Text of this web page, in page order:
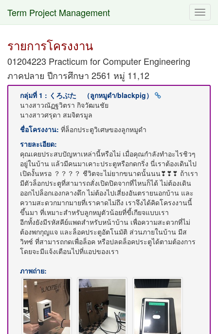
Term Project Management
รายการโครงงาน
01204223 Practicum for Computer Engineering
ภาคปลาย ปีการศึกษา 2561 หมู่ 11,12
กลุ่มที่ 1 : くろぶた （ลูกหมูดำ/blackpig）
นางสาวณัฏฐวิตรา กิจวัฒนชัย
นางสาวศรุดา สมจิตรมูล
ชื่อโครงงาน: ที่ล็อกประตูวิเศษของลูกหมูดำ
รายละเอียด:
คุณเคยประสบปัญหาเหล่านี้หรือไม่ เมื่อคุณกำลังทำอะไรชิวๆ
อยู่ในบ้าน แล้วมีคนมาเคาะประตูหรือกดกริ่ง นี่เราต้องเดินไป
เปิดงั้นหรอ ？？？？ ชีวิตจะไม่ยากขนาดนั้นนน❣❣❣ ถ้าเรา
มีตัวล็อกประตูที่สามารถสั่งเปิดปิดจากที่ไหนก็ได้ ไม่ต้องเดิน
ออกไปล็อกเองกลางดึก ไม่ต้องไปเสี่ยงอันตรายนอกบ้าน และ
ความสะดวกมากมายที่เราคาดไม่ถึง เราจึงได้คิดโครงงานนี้
ขึ้นมา ที่เหมาะสำหรับลูกหมูตัวน้อยที่ขี้เกียจแบบเรา
อีกทั้งยังมีรหัสคีย์แพดสำหรับหน้าบ้าน เพื่อความสะดวกที่ไม่
ต้องพกกุญแจ และล็อคประตูอัตโนมัติ ส่วนภายในบ้าน มีส
วิทซ์ ที่สามารถกดเพื่อล็อค หรือปลดล็อคประตูได้ตามต้องการ
โดยจะมีแจ้งเตือนไปที่แอปของเรา
ภาพถ่าย: